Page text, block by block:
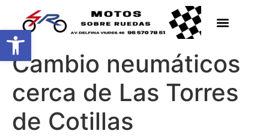
Abrir barra de herramientas
Cambio neumáticos
cerca de Las Torres
de Cotillas